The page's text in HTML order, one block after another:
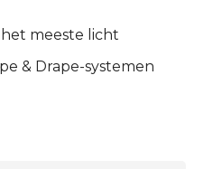
meeste licht
& Drape-systemen